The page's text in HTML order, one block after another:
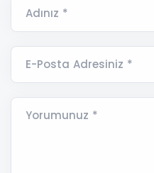
Adınız *
E-Posta Adresiniz *
Yorumunuz *